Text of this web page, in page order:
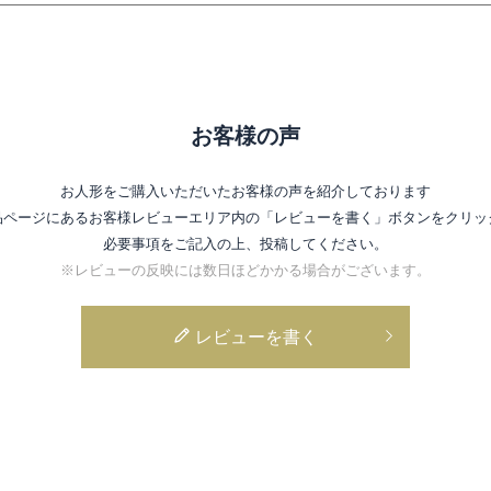
お客様の声
お人形をご購入いただいたお客様の声を紹介しております
ージにあるお客様レビューエリア内の 「レビューを書く」ボタンをクリ
必要事項をご記入の上、投稿してください。
※レビューの反映には数日ほどかかる場合がございます。
レビューを書く